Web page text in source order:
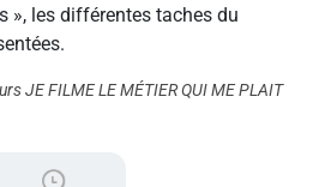
», les différentes taches du
JE FILME LE MÉTIER QUI ME PLAIT